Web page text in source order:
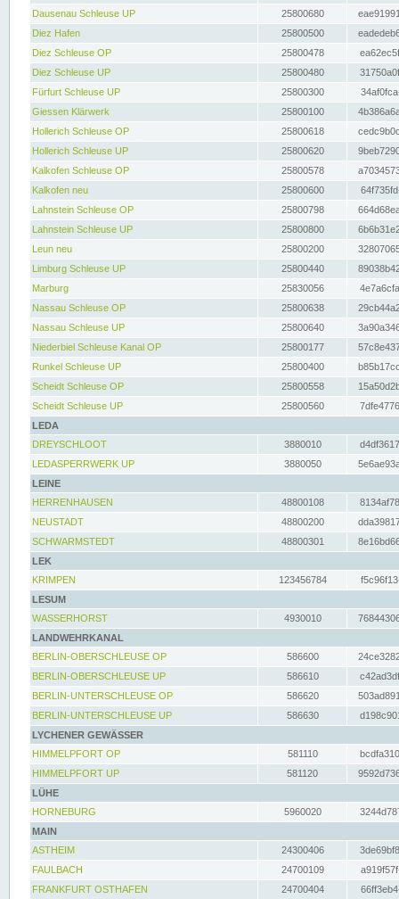
Dausenau Schleuse UP
25800680
Diez Hafen
25800500
Diez Schleuse OP
25800478
Diez Schleuse UP
25800480
Fürfurt Schleuse UP
25800300
Giessen Klärwerk
25800100
Hollerich Schleuse OP
25800618
Hollerich Schleuse UP
25800620
Kalkofen Schleuse OP
25800578
Kalkofen neu
25800600
Lahnstein Schleuse OP
25800798
Lahnstein Schleuse UP
25800800
Leun neu
25800200
Limburg Schleuse UP
25800440
Marburg
25830056
Nassau Schleuse OP
25800638
Nassau Schleuse UP
25800640
Niederbiel Schleuse Kanal OP
25800177
Runkel Schleuse UP
25800400
Scheidt Schleuse OP
25800558
Scheidt Schleuse UP
25800560
LEDA
DREYSCHLOOT
3880010
LEDASPERRWERK UP
3880050
LEINE
HERRENHAUSEN
48800108
NEUSTADT
48800200
SCHWARMSTEDT
48800301
LEK
KRIMPEN
123456784
LESUM
WASSERHORST
4930010
LANDWEHRKANAL
BERLIN-OBERSCHLEUSE OP
586600
BERLIN-OBERSCHLEUSE UP
586610
BERLIN-UNTERSCHLEUSE OP
586620
BERLIN-UNTERSCHLEUSE UP
586630
LYCHENER GEWÄSSER
HIMMELPFORT OP
581110
HIMMELPFORT UP
581120
LÜHE
HORNEBURG
5960020
MAIN
ASTHEIM
24300406
FAULBACH
24700109
FRANKFURT OSTHAFEN
24700404